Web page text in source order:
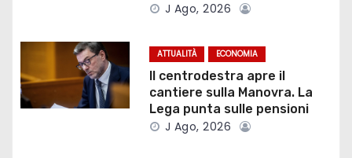
a
r
t
J Ago, 2026
ATTUALITÀ ECONOMIA
Il centrodestra apre il
cantiere sulla Manovra. La
Lega punta sulle pensioni
J Ago, 2026